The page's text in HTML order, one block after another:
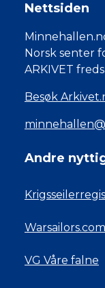
Nettsiden
Norsk senter
ARKIVET
Besøk
Andre
Warsailors.com
VG Våre falne